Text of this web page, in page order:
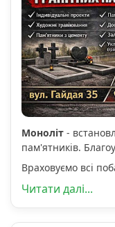
Моноліт -
пам'ятників.
Враховуємо всі
Читати далі...